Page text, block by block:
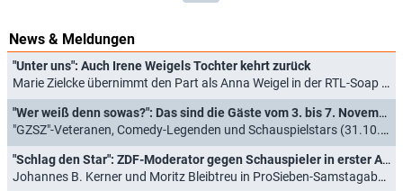
News & Meldungen
"Unter uns": Auch Irene Weigels Tochter kehrt zurück
Marie Zielcke übernimmt den Part als Anna Weigel in der RTL-Soap (20.03.2026)
"Wer weiß denn sowas?": Das sind die Gäste vom 3. bis 7. November 2025
"GZSZ"-Veteranen, Comedy-Legenden und Schauspielstars (31.10.2025)
"Schlag den Star": ZDF-Moderator gegen Schauspieler in erster Ausgabe des Jahres
Johannes B. Kerner und Moritz Bleibtreu in ProSieben-Samstagabendshow (09.01.2023)